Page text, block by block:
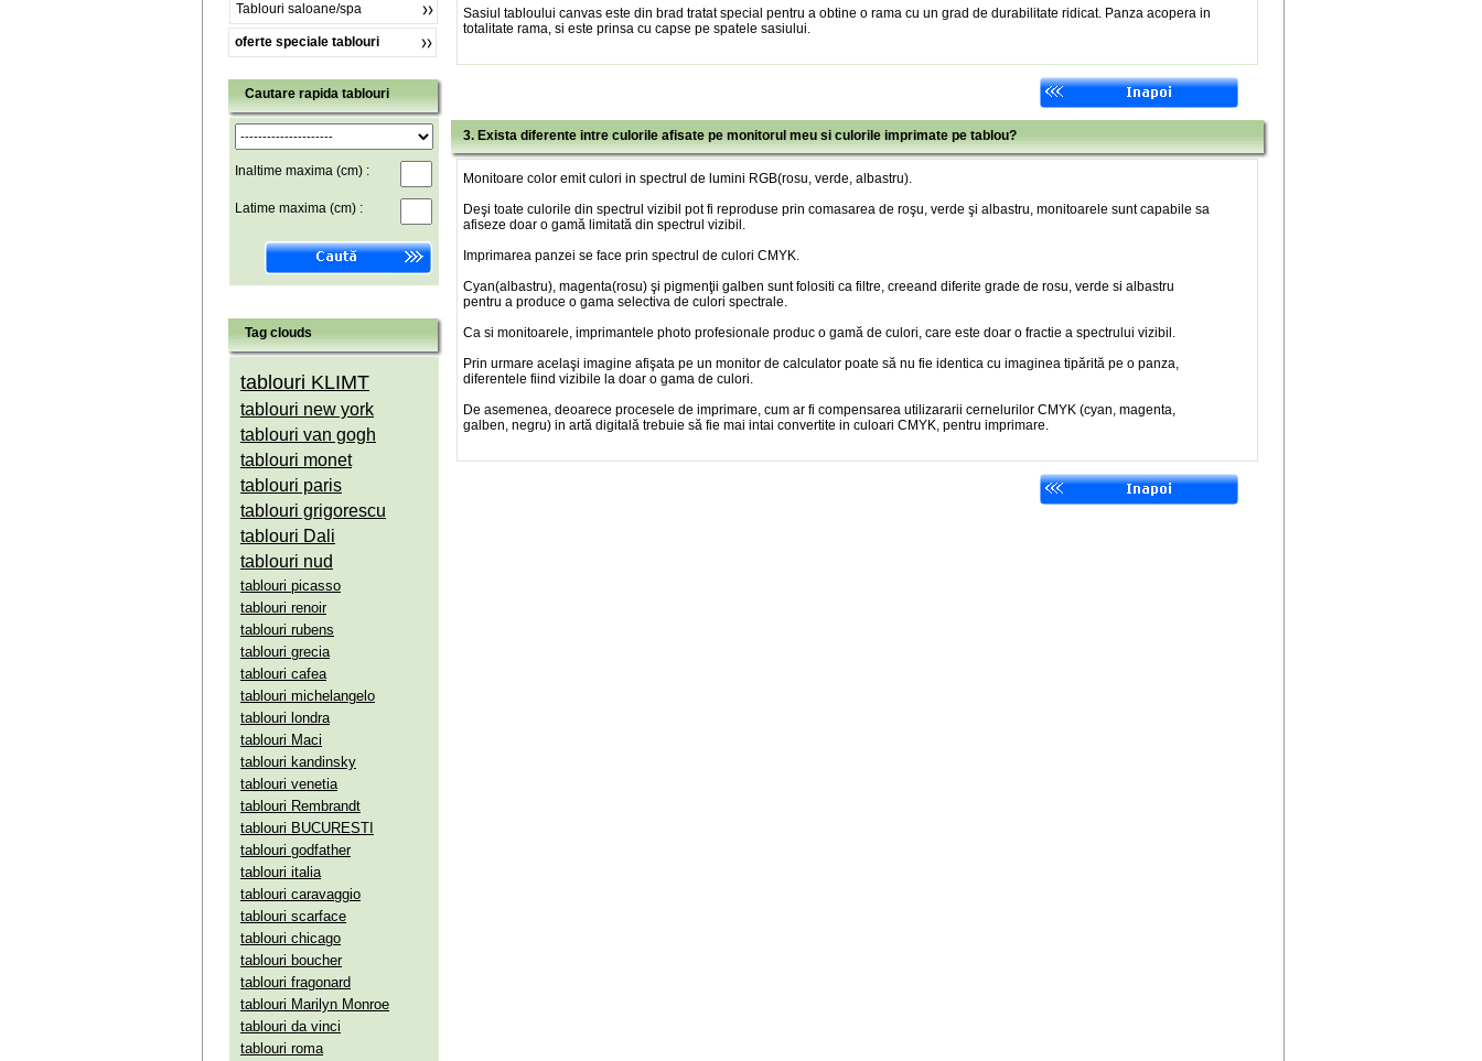
Tablouri saloane/spa
oferte speciale tablouri
Cautare rapida tablouri
Inaltime maxima (cm) :
Latime maxima (cm) :
Tag clouds
tablouri KLIMT
tablouri new york
tablouri van gogh
tablouri monet
tablouri paris
tablouri grigorescu
tablouri Dali
tablouri nud
tablouri picasso
tablouri renoir
tablouri rubens
tablouri grecia
tablouri cafea
tablouri michelangelo
tablouri londra
tablouri Maci
tablouri kandinsky
tablouri venetia
tablouri Rembrandt
tablouri BUCURESTI
tablouri godfather
tablouri italia
tablouri caravaggio
tablouri scarface
tablouri chicago
tablouri boucher
tablouri fragonard
tablouri Marilyn Monroe
tablouri da vinci
tablouri roma
Sasiul tabloului canvas este din brad tratat special pentru a obtine o rama cu un grad de durabilitate ridicat. Panza acopera in
totalitate rama, si este prinsa cu capse pe spatele sasiului.
3. Exista diferente intre culorile afisate pe monitorul meu si culorile imprimate pe tablou?
Monitoare color emit culori in spectrul de lumini RGB(rosu, verde, albastru).
Deşi toate culorile din spectrul vizibil pot fi reproduse prin comasarea de roşu, verde şi albastru, monitoarele sunt capabile sa
afiseze doar o gamă limitată din spectrul vizibil.
Imprimarea panzei se face prin spectrul de culori CMYK.
Cyan(albastru), magenta(rosu) şi pigmenţii galben sunt folositi ca filtre, creeand diferite grade de rosu, verde si albastru
pentru a produce o gama selectiva de culori spectrale.
Ca si monitoarele, imprimantele photo profesionale produc o gamă de culori, care este doar o fractie a spectrului vizibil.
Prin urmare acelaşi imagine afişata pe un monitor de calculator poate să nu fie identica cu imaginea tipărită pe o panza,
diferentele fiind vizibile la doar o gama de culori.
De asemenea, deoarece procesele de imprimare, cum ar fi compensarea utilizararii cernelurilor CMYK (cyan, magenta,
galben, negru) in artă digitală trebuie să fie mai intai convertite in culoari CMYK, pentru imprimare.